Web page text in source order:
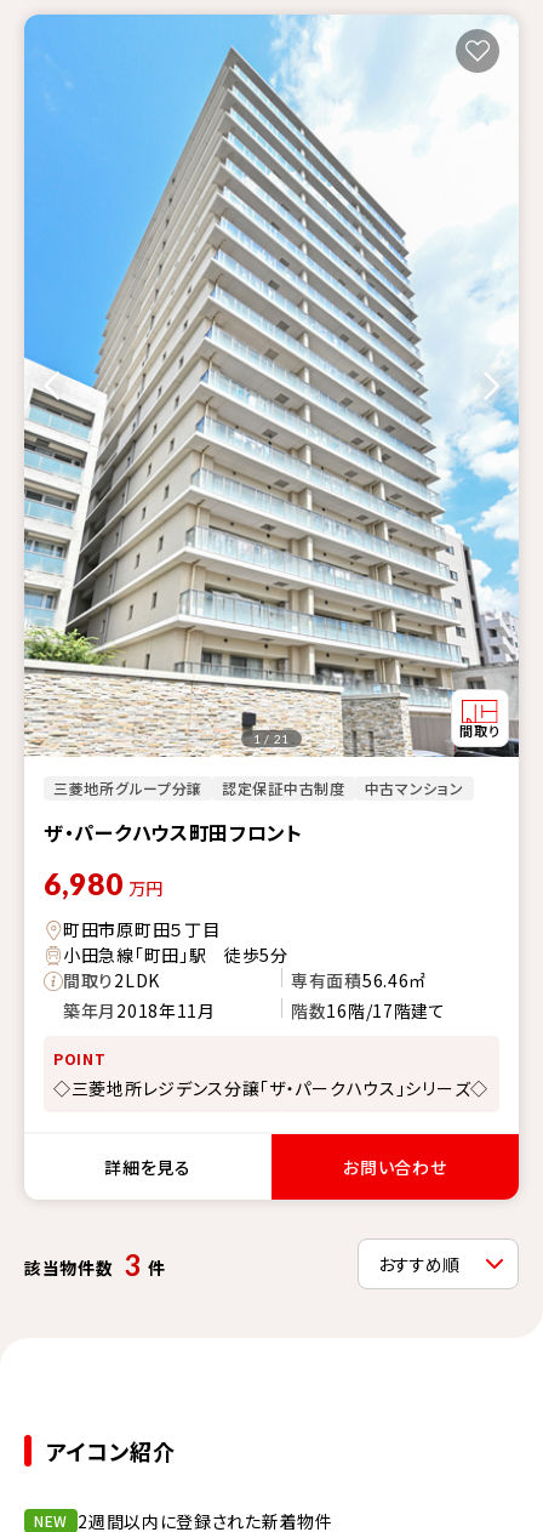
三菱地所グループ分譲 認定保証中古制度 中古マンション
ザ・パークハウス町田フロント
1 / 21
6,980 万円
町田市原町田５丁目
小田急線「町田」駅 徒歩5分
間取り2LDK 専有面積56.46㎡
築年月 2018年11月 階数16階/17階建て
POINT
◇三菱地所レジデンス分譲「ザ・パークハウス」シリーズ◇
詳細を見る お問い合わせ
該当物件数 3 件
アイコン紹介
NEW 2週間以内に登録された新着物件